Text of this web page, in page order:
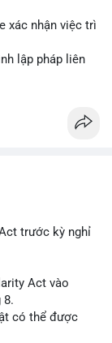
xác nhận việc trì
lập pháp liên
trước kỳ nghỉ
Act vào
8.
có thể được